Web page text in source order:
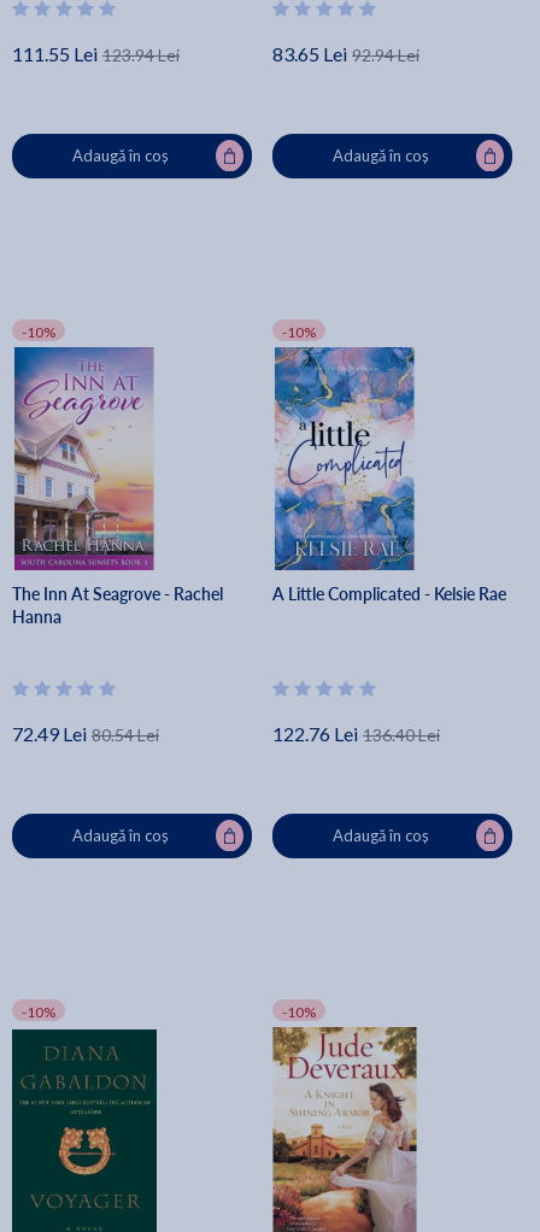
111.55 Lei 123.94 Lei
Adaugă în coș
83.65 Lei 92.94 Lei
Adaugă în coș
-10%
The Inn At Seagrove - Rachel
Hanna
72.49 Lei 80.54 Lei
Adaugă în coș
-10%
A Little Complicated - Kelsie Rae
122.76 Lei 136.40 Lei
Adaugă în coș
-10% -10%